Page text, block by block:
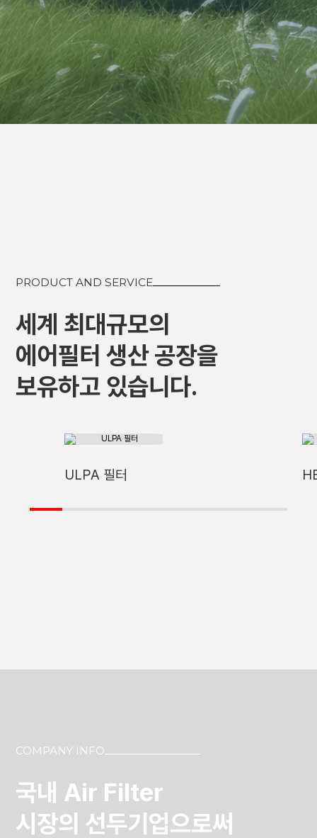
PRODUCT AND SERVICE
세계 최대규모의
에어필터 생산 공장을
보유하고 있습니다.
ULPA 필터
COMPANY INFO
국내 Air Filter
시장의 선두기업으로써